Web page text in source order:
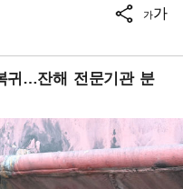
가가
귀…잔해 전문기관 분